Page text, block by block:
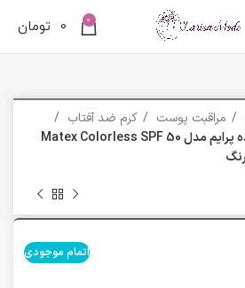
0
0 تومان
مراقبت پوست
کرم ضد آفتاب
کرم ضد آفتاب جوان کننده پرایم مدل Matex Colorless SPF 50
اتمام موجودی